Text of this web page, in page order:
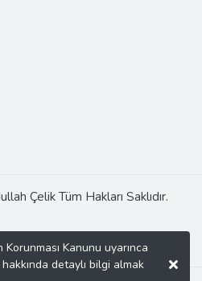
Çelik Tüm Hakları Saklıdır.
Kanunu uyarınca
detaylı bilgi almak